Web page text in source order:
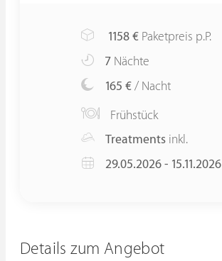
1158 € Paketpreis p.P.
7 Nächte
165 € / Nacht
Frühstück
Treatments inkl.
29.05.2026 - 15.11.2026
Details zum Angebot